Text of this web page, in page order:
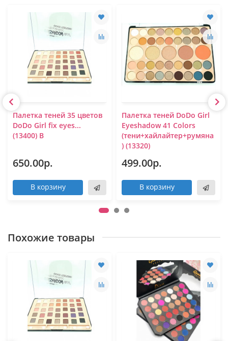
Палетка теней 35 цветов
DoDo Girl fix eyes...
(13400) B
650.00р.
В корзину
Палетка теней DoDo Girl
Eyeshadow 41 Colors
(тени+хайлайтер+румяна
) (13320)
499.00р.
В корзину
Похожие товары